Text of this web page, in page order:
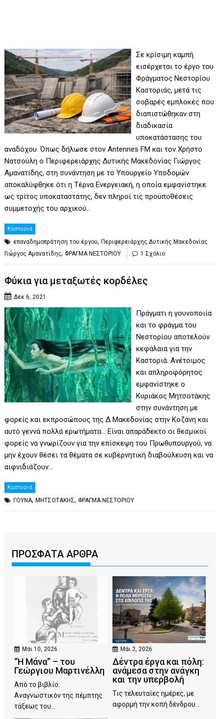
Σε κρίσιμη καμπή
εισέρχεται το έργο του
Φράγματος Νεστορίου
Καστοριάς, μετά τις
σοβαρές εμπλοκές που
διαπιστώθηκαν στη
διαδικασία
υποκατάστασης του
αναδόχου. Όπως δήλωσε στον Antennes FM και τον Χρήστο
Νατσούλη ο Περιφερειάρχης Δυτικής Μακεδονίας Γιώργος
Αμανατίδης, στη συνάντηση με το Υπουργείο Υποδομών
αποκαλύφθηκε ότι η Τέρνα Ενεργειακή, η οποία εμφανίστηκε
ως τρίτος υποκαταστάτης, δεν πληροί τις προϋποθέσεις
συμμετοχής του αρχικού…
Καστοριά
επαναδημοπράτηση του έργου,Περιφερειάρχης Δυτικής Μακεδονίας
Γιώργος Αμανατίδης,ΦΡΑΓΜΑ ΝΕΣΤΟΡΙΟΥ 1 Σχόλιο
Φύκια για μεταξωτές κορδέλες
Δεκ 6, 2021
Πράγματι η γουνοποιία
και το φράγμα του
Νεστορίου αποτελούν
κεφάλαια για την
Καστοριά. Ανέτοιμος
και απληροφόρητος
εμφανίστηκε ο
Κυριάκος Μητσοτάκης
στην συνάντηση με
φορείς και εκπροσώπους της Δ Μακεδονίας στην Κοζάνη και
αυτό γεννά πολλά ερωτήματα… Είναι απαράδεκτο οι θεσμικοί
φορείς να γνωρίζουν για την επίσκεψη του Πρωθυπουργού, να
μην έχουν θέσει τα θέματα σε κυβερνητική διαβούλευση και να
αιφνιδιάζουν…
Καστοριά
ΓΟΥΝΑ,ΜΗΤΣΟΤΑΚΗΣ,ΦΡΑΓΜΑ ΝΕΣΤΟΡΙΟΥ
ΠΡΟΣΦΑΤΑ ΑΡΘΡΑ
Μάι 10, 2026
“Η Μάνα” – του
Γεώργιου Μαρτινέλλη
Από το βιβλίο:
Αναγνωστικόν της πέμπτης
τάξεως του...
Μάι 2, 2026
Δέντρα έργα και πόλη:
ανάμεσα στην ανάγκη
και την υπερβολή
Τις τελευταίες ημέρες, με
αφορμή την κοπή δένδρου...